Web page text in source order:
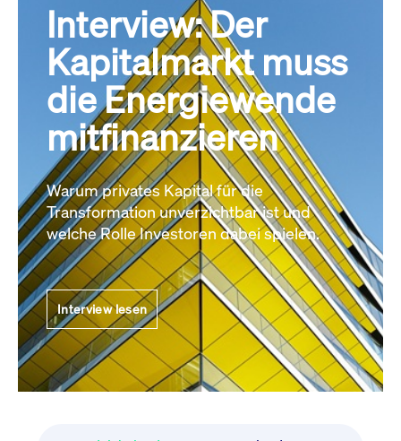
Interview: Der
Kapitalmarkt muss
die Energiewende
mitfinanzieren
Warum privates Kapital für die
Transformation unverzichtbar ist und
welche Rolle Investoren dabei spielen.
Interview lesen